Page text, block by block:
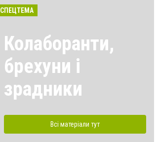
СПЕЦТЕМА
Колаборанти,
брехуни і
зрадники
Всі матеріали тут